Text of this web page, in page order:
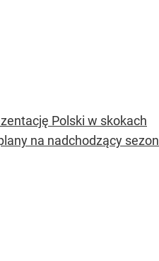
Polski w skokach
na nadchodzący sezon